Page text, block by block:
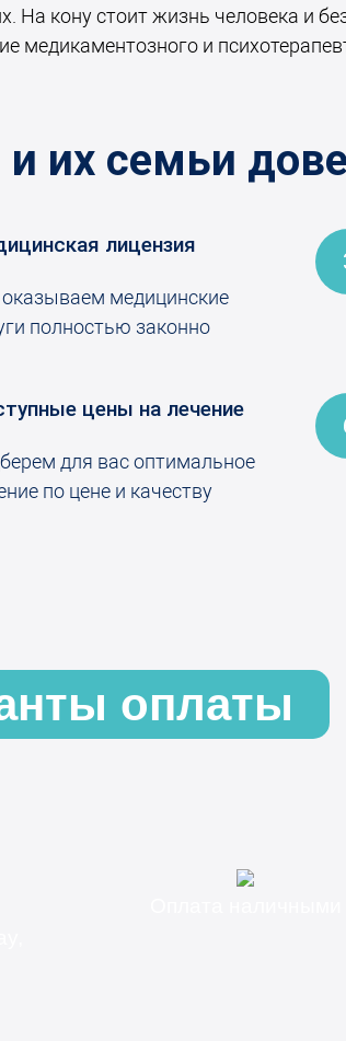
кону стоит жизнь человека и
медикаментозного и
их семьи
лицензия
медицинские
полностью законно
цены на лечение
для вас оптимальное
по цене и качеству
оплаты